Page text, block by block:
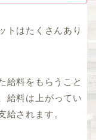
トはたくさんあり
給料をもらうこと
給料は上がってい
給されます。